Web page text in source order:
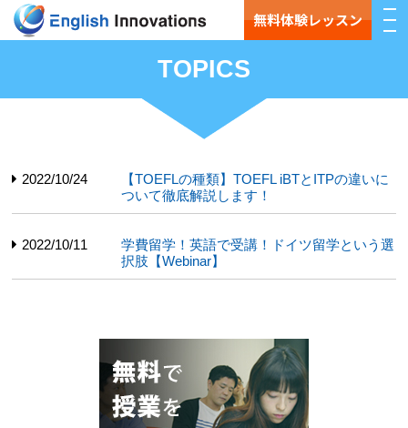
無料体験レッスン
TOPICS
2022/10/24
【TOEFLの種類】TOEFL iBTとITPの違いに
ついて徹底解説します！
2022/10/11
学費留学！英語で受講！ドイツ留学という選
択肢【Webinar】